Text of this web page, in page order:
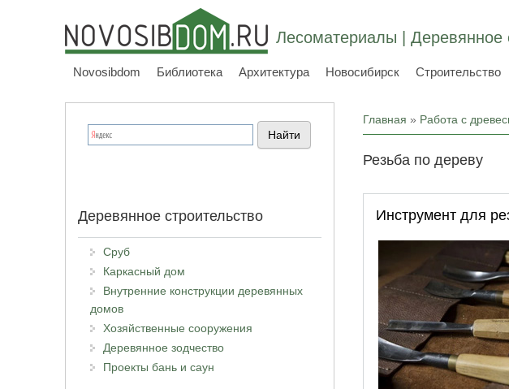
Лесоматериалы | Деревянное
Novosibdom Библиотека Архитектура Новосибирск Строительство
Вы здесь
Главная » Работа с
Резьба по дереву
Инструмент для
Деревянное строительство
Сруб
Каркасный дом
Внутренние конструкции деревянных
домов
Хозяйственные сооружения
Деревянное зодчество
Проекты бань и саун